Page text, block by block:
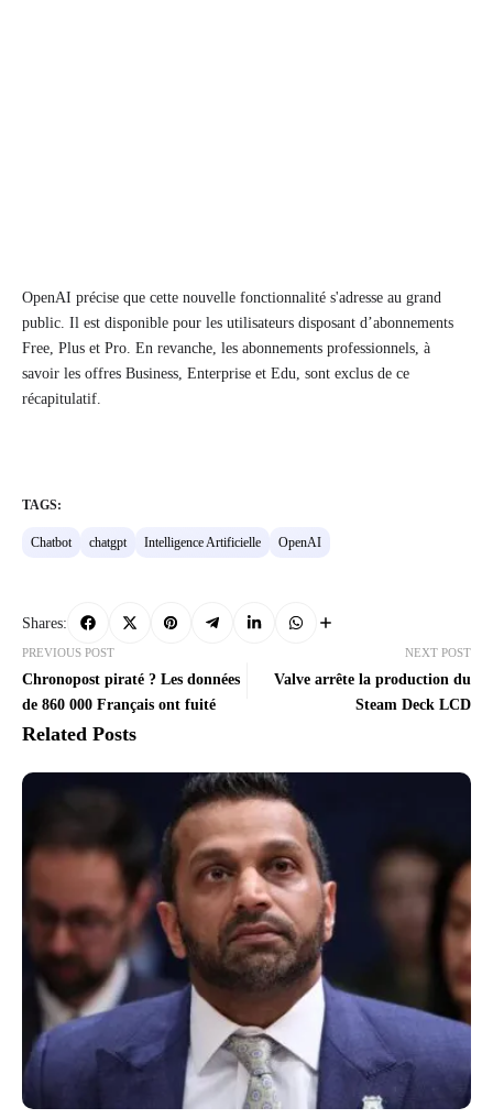
OpenAI précise que cette nouvelle fonctionnalité s'adresse au grand
public. Il est disponible pour les utilisateurs disposant d’abonnements
Free, Plus et Pro. En revanche, les abonnements professionnels, à
savoir les offres Business, Enterprise et Edu, sont exclus de ce
récapitulatif.
TAGS:
Chatbot chatgpt Intelligence Artificielle OpenAI
Shares:
PREVIOUS POST
Chronopost piraté ? Les données
de 860 000 Français ont fuité
NEXT POST
Valve arrête la production du
Steam Deck LCD
Related Posts